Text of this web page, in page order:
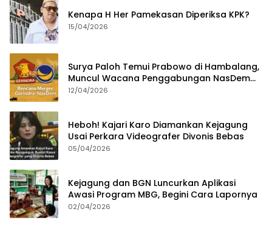
Kenapa H Her Pamekasan Diperiksa KPK?
15/04/2026
Surya Paloh Temui Prabowo di Hambalang,
Muncul Wacana Penggabungan NasDem
dan Gerindra
12/04/2026
Heboh! Kajari Karo Diamankan Kejagung
Usai Perkara Videografer Divonis Bebas
05/04/2026
Kejagung dan BGN Luncurkan Aplikasi
Awasi Program MBG, Begini Cara Lapornya
02/04/2026